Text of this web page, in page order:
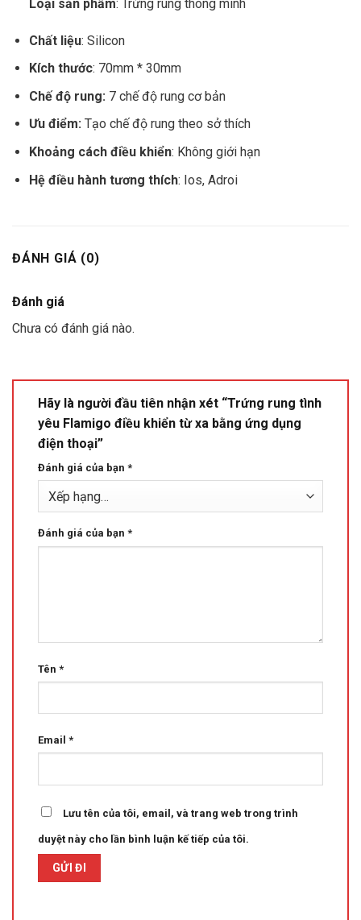
Loại sản phẩm: Trứng rung thông minh
Chất liệu: Silicon
Kích thước: 70mm * 30mm
Chế độ rung: 7 chế độ rung cơ bản
Ưu điểm: Tạo chế độ rung theo sở thích
Khoảng cách điều khiển: Không giới hạn
Hệ điều hành tương thích: Ios, Adroi
ĐÁNH GIÁ (0)
Đánh giá
Chưa có đánh giá nào.
Hãy là người đầu tiên nhận xét “Trứng rung tình
yêu Flamigo điều khiển từ xa bằng ứng dụng
điện thoại”
Đánh giá của bạn *
Đánh giá của bạn *
Tên *
Email *
Lưu tên của tôi, email, và trang web trong trình
duyệt này cho lần bình luận kế tiếp của tôi.